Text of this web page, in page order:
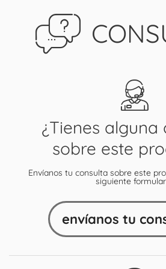
¿Tienes alguna
sobre este
Envíanos tu consulta sobre este
siguiente
envíanos tu